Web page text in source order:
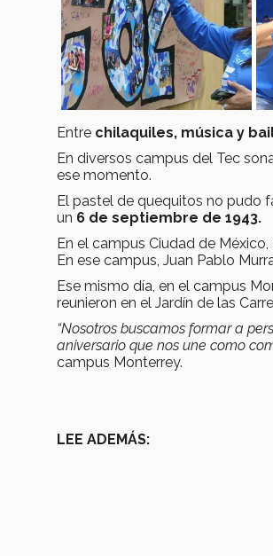
Entre chilaquiles, música y
En diversos campus del Tec
ese momento.
El pastel de quequitos no pudo
un 6 de septiembre de 1943.
En el campus Ciudad de
En ese campus, Juan Pablo
Ese mismo día, en el campus
reunieron en el Jardín de las
“Nosotros buscamos formar a
aniversario que nos une como
campus Monterrey.
LEE ADEMÁS: